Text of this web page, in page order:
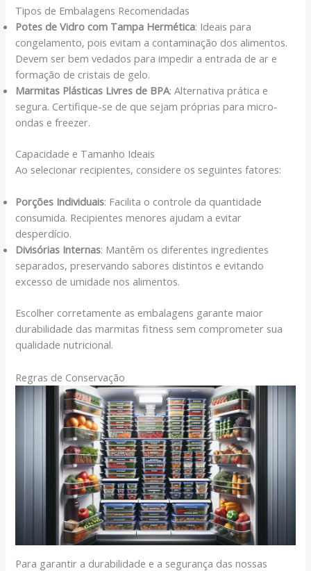
Tipos de Embalagens Recomendadas
Potes de Vidro com Tampa Hermética: Ideais para
congelamento, pois evitam a contaminação dos alimentos.
Devem ser bem vedados para impedir a entrada de ar e
formação de cristais de gelo.
Marmitas Plásticas Livres de BPA: Alternativa prática e
segura. Certifique-se de que sejam próprias para micro-
ondas e freezer.
Capacidade e Tamanho Ideais
Ao selecionar recipientes, considere os seguintes fatores:
Porções Individuais: Facilita o controle da quantidade
consumida. Recipientes menores ajudam a evitar
desperdício.
Divisórias Internas: Mantêm os diferentes ingredientes
separados, preservando sabores distintos e evitando
excesso de umidade nos alimentos.
Escolher corretamente as embalagens garante maior
durabilidade das marmitas fitness sem comprometer sua
qualidade nutricional.
Regras de Conservação
Para garantir a durabilidade e a segurança das nossas